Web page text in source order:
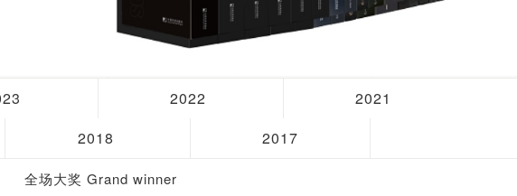
2022
2021
2018 2017
全场大奖 Grand winner